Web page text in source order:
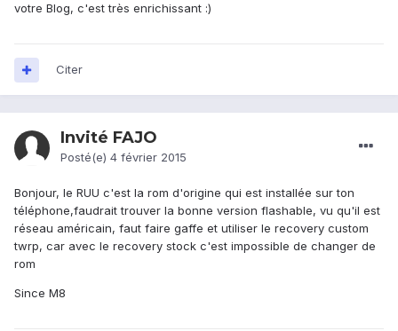
votre Blog, c'est très enrichissant :)
Citer
Invité FAJO
Posté(e) 4 février 2015
Bonjour, le RUU c'est la rom d'origine qui est installée sur ton
téléphone,faudrait trouver la bonne version flashable, vu qu'il est
réseau américain, faut faire gaffe et utiliser le recovery custom
twrp, car avec le recovery stock c'est impossible de changer de
rom
Since M8